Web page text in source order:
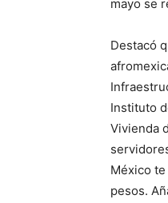
mayo se
Destacó
Instituto
Vivienda
México
pesos.